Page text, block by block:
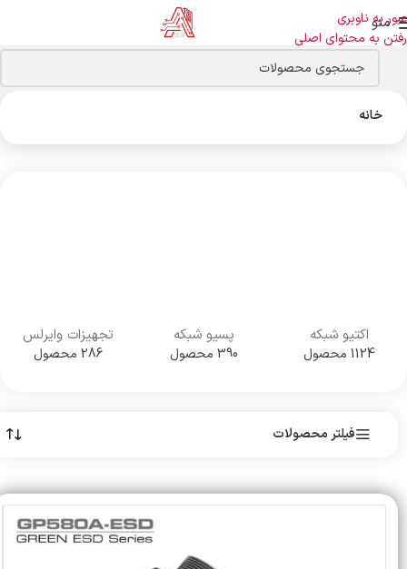
عبور به ناوبری
رفتن به محتوای اصلی
منو
خانه
اکتیو شبکه
1124 محصول
پسیو شبکه
390 محصول
تجهیزات وایرلس
286 محصول
فیلتر محصولات